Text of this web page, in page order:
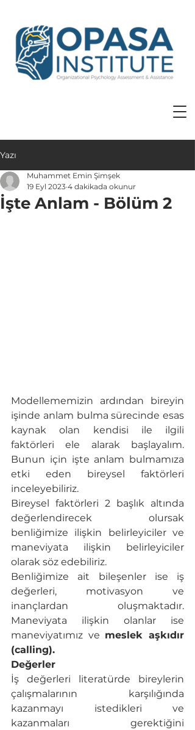
Yazı
İşte Anlam - Bölüm 2
Muhammet Emin Şimşek
19 Eyl 2023 4 dakikada okunur
Modellememizin ardından bireyin
işinde anlam bulma sürecinde esas
kaynak olan kendisi ile ilgili
faktörleri ele alarak başlayalım.
Bunun için işte anlam bulmamıza
etki eden bireysel faktörleri
inceleyebiliriz.
Bireysel faktörleri 2 başlık altında
değerlendirecek olursak
benliğimize ilişkin belirleyiciler ve
maneviyata ilişkin belirleyiciler
olarak söz edebiliriz.
Benliğimize ait bileşenler ise iş
değerleri, motivasyon ve
inançlardan oluşmaktadır.
Maneviyata ilişkin olanlar ise
maneviyatımız ve meslek aşkıdır
(calling).
Değerler
İş değerleri literatürde bireylerin
çalışmalarının karşılığında
kazanmayı istedikleri ve
kazanmaları gerektiğini